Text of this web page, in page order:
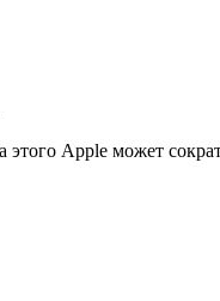
Apple может